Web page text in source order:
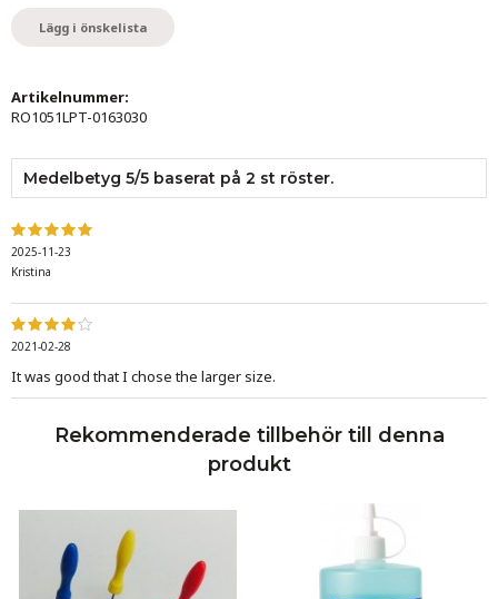
Lägg i önskelista
Artikelnummer:
RO1051LPT-0163030
Medelbetyg 5/5 baserat på 2 st röster.
2025-11-23
Kristina
2021-02-28
It was good that I chose the larger size.
Rekommenderade tillbehör till denna
produkt